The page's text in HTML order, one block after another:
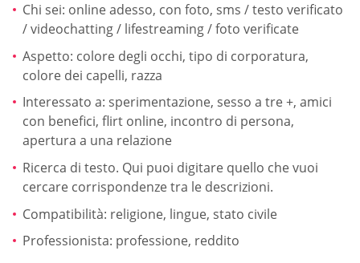
Chi sei: online adesso, con foto, sms / testo verificato
/ videochatting / lifestreaming / foto verificate
Aspetto: colore degli occhi, tipo di corporatura,
colore dei capelli, razza
Interessato a: sperimentazione, sesso a tre +, amici
con benefici, flirt online, incontro di persona,
apertura a una relazione
Ricerca di testo. Qui puoi digitare quello che vuoi
cercare corrispondenze tra le descrizioni.
Compatibilità: religione, lingue, stato civile
Professionista: professione, reddito